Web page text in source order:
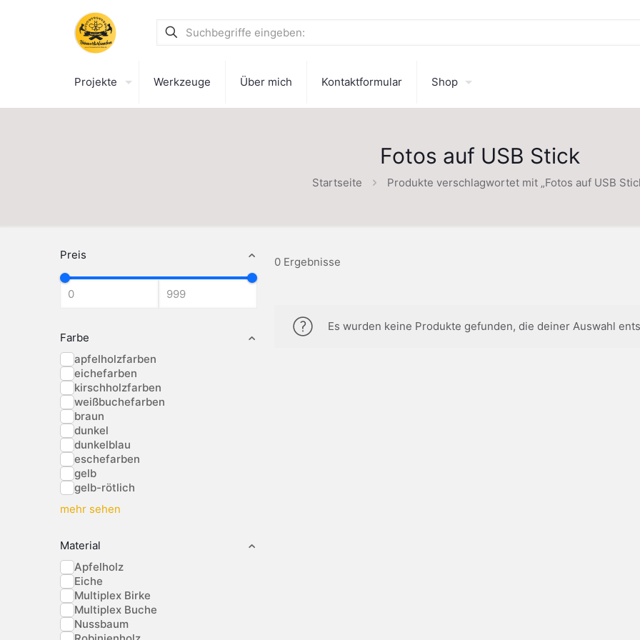
Projekte Werkzeuge Über mich Kontaktformular Shop
Fotos auf USB Stick
Startseite Produkte verschlagwortet mit „Fotos auf USB
Preis
Farbe
apfelholzfarben
eichefarben
kirschholzfarben
weißbuchefarben
braun
dunkel
dunkelblau
eschefarben
gelb
gelb-rötlich
mehr sehen
Material
Apfelholz
Eiche
Multiplex Birke
Multiplex Buche
Nussbaum
0 Ergebnisse
Es wurden keine Produkte gefunden, die deiner Auswahl